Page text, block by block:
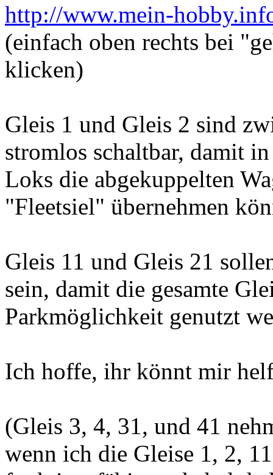
http://www.mein-
(einfach oben rechts bei
klicken)
Gleis 1 und Gleis 2 sind
stromlos schaltbar, damit
Loks die abgekuppelten
"Fleetsiel" übernehmen
Gleis 11 und Gleis 21
sein, damit die gesamte
Parkmöglichkeit genutzt
Ich hoffe, ihr könnt mir
(Gleis 3, 4, 31, und 41
wenn ich die Gleise 1, 2,